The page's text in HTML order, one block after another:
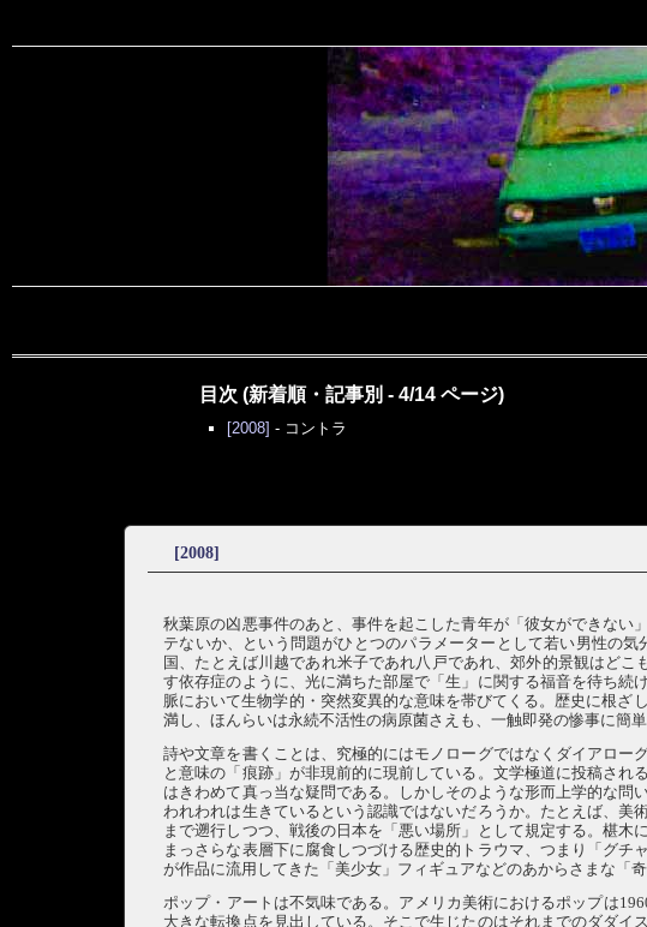
目次 (新着順・記事別 - 4/14 ページ)
[2008] - コントラ
[2008]
秋葉原の凶悪事件のあと、事件を起こした青年が「彼女ができな
テないか、という問題がひとつのパラメーターとして若い男性の
国、たとえば川越であれ米子であれ八戸であれ、郊外的景観はど
す依存症のように、光に満ちた部屋で「生」に関する福音を待ち
脈において生物学的・突然変異的な意味を帯びてくる。歴史に根
満し、ほんらいは永続不活性の病原菌さえも、一触即発の惨事に簡
詩や文章を書くことは、究極的にはモノローグではなくダイアロ
と意味の「痕跡」が非現前的に現前している。文学極道に投稿さ
はきわめて真っ当な疑問である。しかしそのような形而上学的な問
われわれは生きているという認識ではないだろうか。たとえば、
まで遡行しつつ、戦後の日本を「悪い場所」として規定する。椹
まっさらな表層下に腐食しつづける歴史的トラウマ、つまり「グ
が作品に流用してきた「美少女」フィギュアなどのあからさまな「
ポップ・アートは不気味である。アメリカ美術におけるポップは
大きな転換点を見出している。そこで生じたのはそれまでのダダ